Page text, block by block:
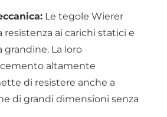
Le tegole Wierer
resistenza ai carichi statici e
grandine. La loro
altamente
di resistere anche a
di grandi dimensioni senza